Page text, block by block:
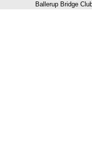
Ballerup Bridge